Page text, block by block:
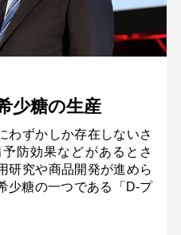
少糖の生産
わずかしか存在しないさ
防効果などがあるとさ
研究や商品開発が進めら
少糖の一つである「D-プ